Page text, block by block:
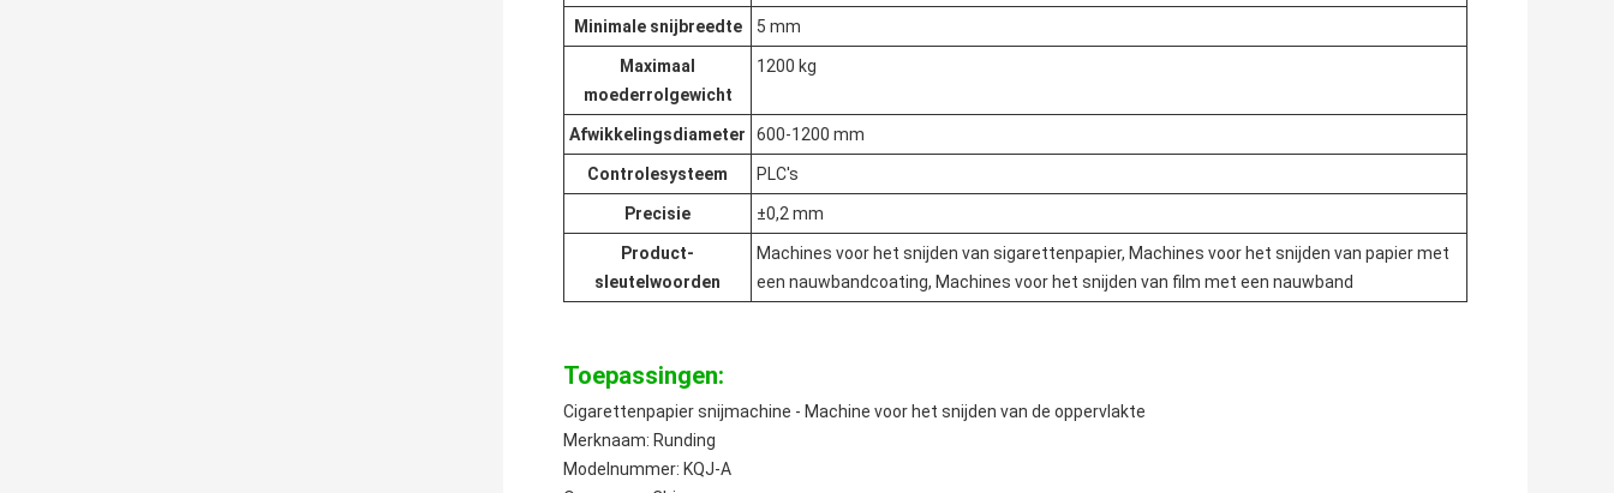
Minimale snijbreedte 5 mm
Maximaal
moederrolgewicht
1200 kg
Afwikkelingsdiameter 600-1200 mm
Controlesysteem PLC's
Precisie ±0,2 mm
Product-
sleutelwoorden
Machines voor het snijden van sigarettenpapier, Machines voor het snijden van papier met
een nauwbandcoating, Machines voor het snijden van film met een nauwband
Toepassingen:
Cigarettenpapier snijmachine - Machine voor het snijden van de oppervlakte
Merknaam: Runding
Modelnummer: KQJ-A